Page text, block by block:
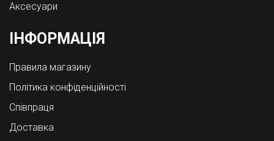
Аксесуари
ІНФОРМАЦІЯ
Правила магазину
Політика конфіденційності
Співпраця
Доставка